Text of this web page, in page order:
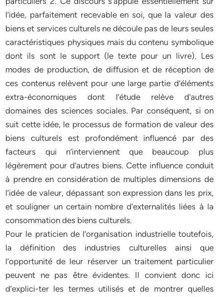
l’idée, parfaitement recevable en soi, que la valeur des
biens et services culturels ne découle pas de leurs seules
caractéristiques physiques mais du contenu symbolique
dont ils sont le support (le texte pour un livre). Les
modes de production, de diﬀusion et de réception de
ces contenus relèvent pour une large partie d’éléments
extra-économiques dont l’étude relève d’autres
domaines des sciences sociales. Par conséquent, si on
suit cette idée, le processus de formation de valeur des
biens culturels est profondément influencé par des
facteurs qui n’interviennent que beaucoup plus
légèrement pour d’autres biens. Cette influence conduit
à prendre en considération de multiples dimensions de
l’idée de valeur, dépassant son expression dans les prix,
et souligner un certain nombre d’externalités liées à la
consommation des biens culturels.
Pour le praticien de l’organisation industrielle toutefois,
la définition des industries culturelles ainsi que
l’opportunité de leur réserver un traitement particulier
peuvent ne pas être évidentes. Il convient donc ici
d’explici-ter les termes utilisés et de montrer quelles